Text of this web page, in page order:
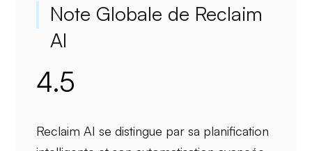
Note Globale de Reclaim
AI
4.5
Reclaim AI se distingue par sa planification